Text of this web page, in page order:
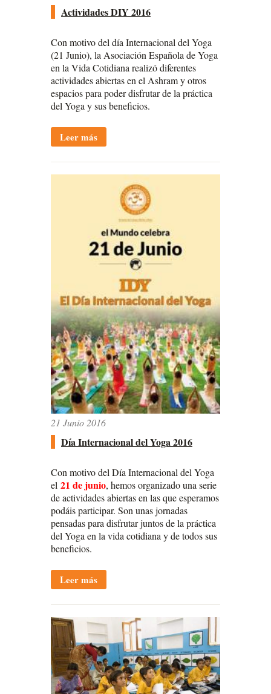
Actividades DIY 2016
Con motivo del día Internacional del Yoga
(21 Junio), la Asociación Española de Yoga
en la Vida Cotidiana realizó diferentes
actividades abiertas en el Ashram y otros
espacios para poder disfrutar de la práctica
del Yoga y sus beneficios.
Leer más
21 Junio 2016
Día Internacional del Yoga 2016
Con motivo del Día Internacional del Yoga
el 21 de junio, hemos organizado una serie
de actividades abiertas en las que esperamos
podáis participar. Son unas jornadas
pensadas para disfrutar juntos de la práctica
del Yoga en la vida cotidiana y de todos sus
beneficios.
Leer más